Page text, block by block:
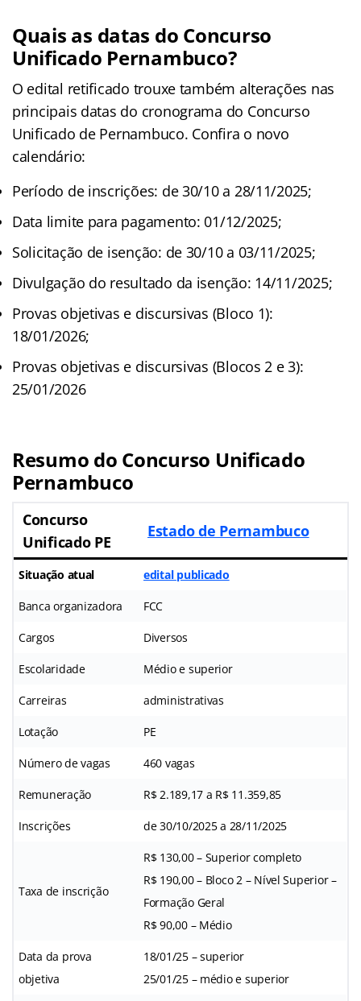
Quais as datas do Concurso
Unificado Pernambuco?
O edital retificado trouxe também alterações nas
principais datas do cronograma do Concurso
Unificado de Pernambuco. Confira o novo
calendário:
Período de inscrições: de 30/10 a 28/11/2025;
Data limite para pagamento: 01/12/2025;
Solicitação de isenção: de 30/10 a 03/11/2025;
Divulgação do resultado da isenção: 14/11/2025;
Provas objetivas e discursivas (Bloco 1):
18/01/2026;
Provas objetivas e discursivas (Blocos 2 e 3):
25/01/2026
Resumo do Concurso Unificado
Pernambuco
Concurso
Unificado PE
Estado de Pernambuco
Situação atual edital publicado
Banca organizadora FCC
Cargos Diversos
Escolaridade Médio e superior
Carreiras administrativas
Lotação PE
Número de vagas 460 vagas
Remuneração R$ 2.189,17 a R$ 11.359,85
Inscrições de 30/10/2025 a 28/11/2025
Taxa de inscrição
R$ 130,00 – Superior completo
R$ 190,00 – Bloco 2 – Nível Superior –
Formação Geral
R$ 90,00 – Médio
Data da prova
objetiva
18/01/25 – superior
25/01/25 – médio e superior